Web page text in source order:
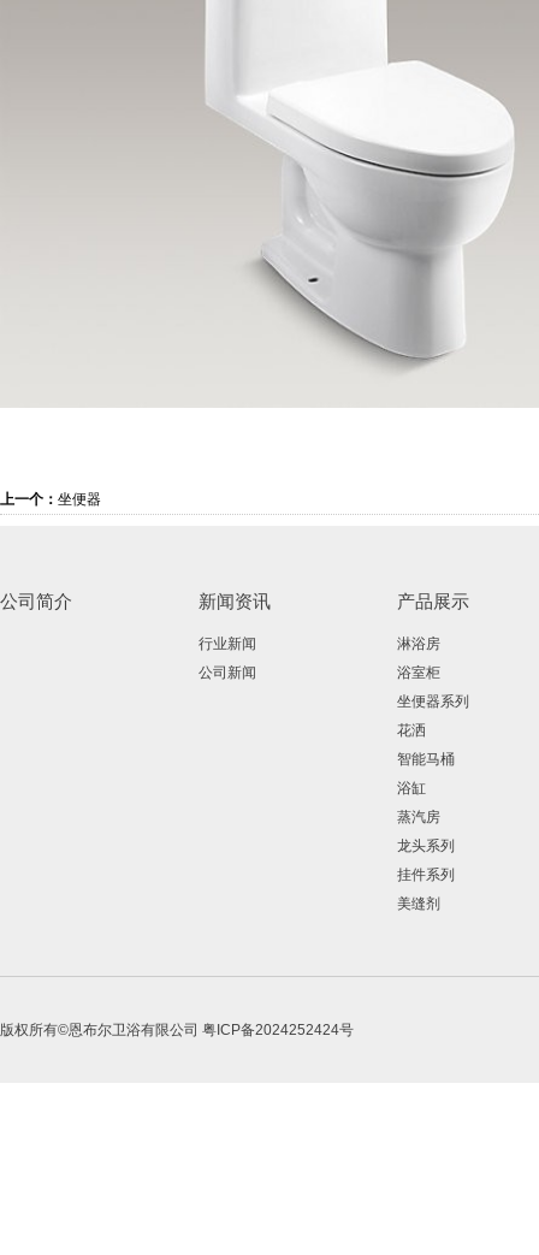
上一个： 坐便器
公司简介 新闻资讯
行业新闻
公司新闻
产品展示
淋浴房
浴室柜
坐便器系列
花洒
智能马桶
浴缸
蒸汽房
龙头系列
挂件系列
美缝剂
版权所有©恩布尔卫浴有限公司 粤ICP备2024252424号